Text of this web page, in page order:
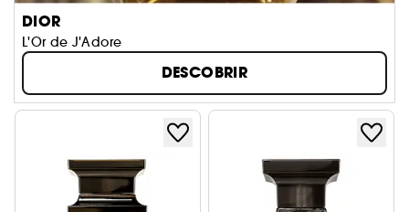
DIOR
L'Or de J'Adore
DESCOBRIR